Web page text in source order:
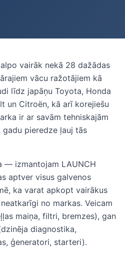
vairāk nekā 28 dažādas
vācu ražotājiem kā
līdz japāņu Toyota, Honda
un Citroën, kā arī korejiešu
ir ar savām tehniskajām
pieredze ļauj tās
— izmantojam LAUNCH
aptver visus galvenos
ka varat apkopt vairākus
no markas. Veicam
maiņa, filtri, bremzes), gan
diagnostika,
ģeneratori, starteri).